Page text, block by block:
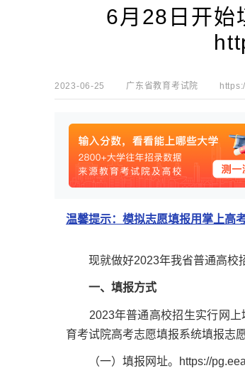
6月28日开始
2023-06-25 广东省教育考试院
温馨提示：模拟志愿填报用掌上高
现就做好2023年我省普通高校招
一、填报方式
2023年普通高校招生实行网上
育考试院高考志愿填报系统填报志
（一）填报网址。https://